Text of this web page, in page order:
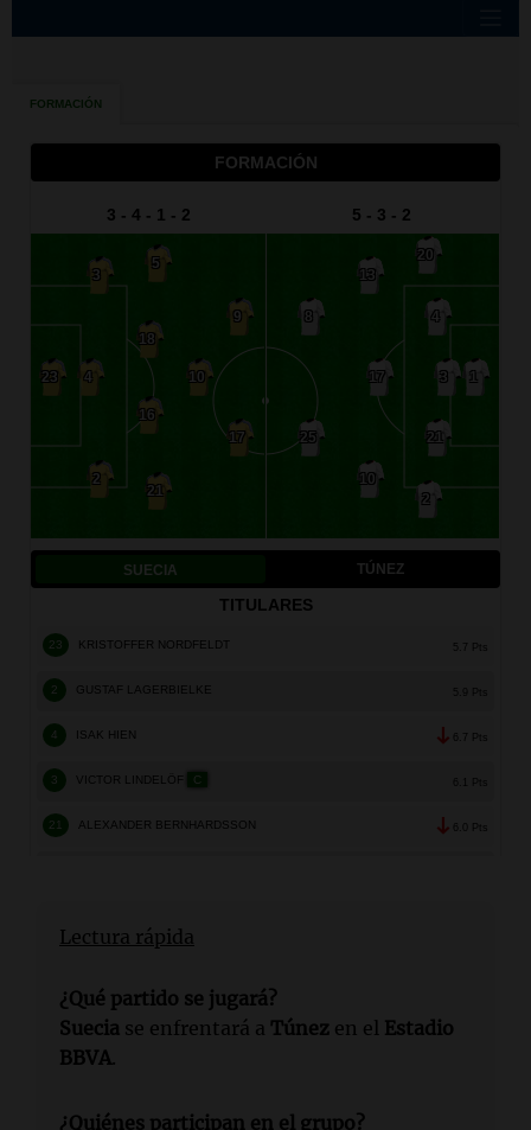
Lectura rápida
¿Qué partido se jugará?
Suecia se enfrentará a Túnez en el Estadio
BBVA.
¿Quiénes participan en el grupo?